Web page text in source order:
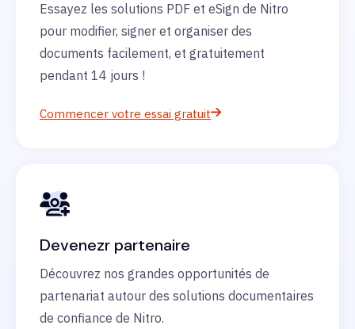
Essayez les solutions PDF et eSign de Nitro
pour modifier, signer et organiser des
documents facilement, et gratuitement
pendant 14 jours !
Commencer votre essai gratuit
Devenezr partenaire
Découvrez nos grandes opportunités de
partenariat autour des solutions documentaires
de confiance de Nitro.